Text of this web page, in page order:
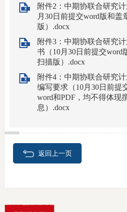
附件2：中期协联合研究
月30日前提交word版和盖
版）.docx
附件3：中期协联合研究
书（10月30日前提交word
扫描版）.docx
附件4：中期协联合研究
编写要求（10月30日前提
word和PDF，均不得体现
息）.docx
返回上一页